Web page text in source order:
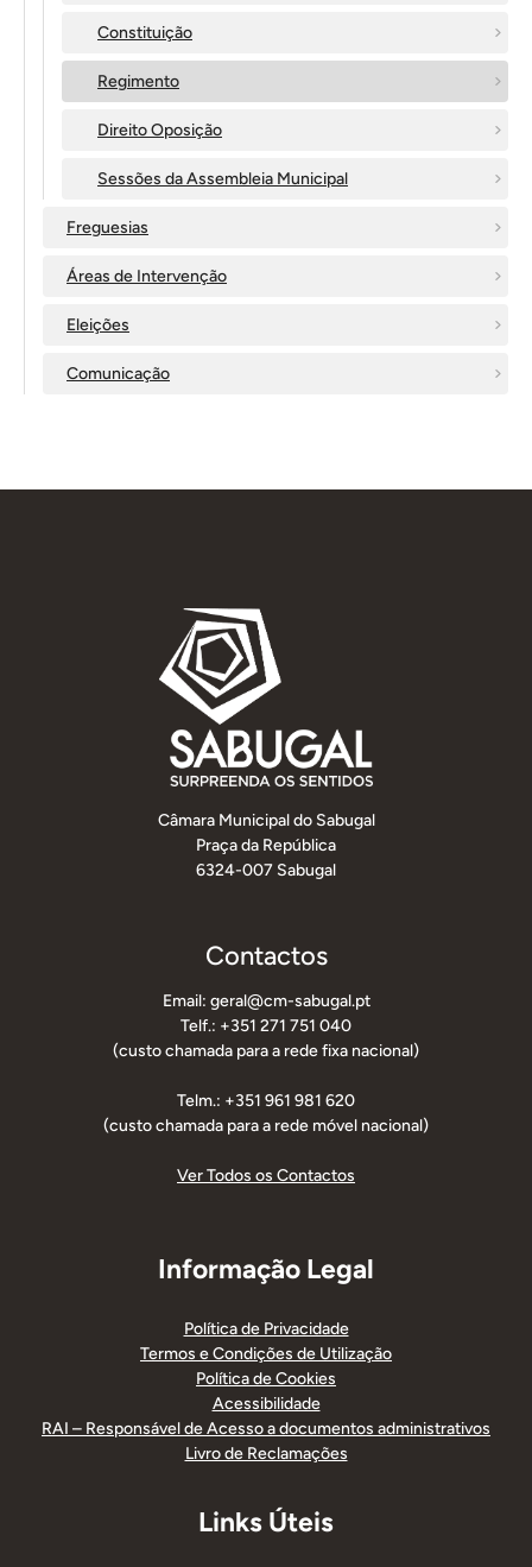
Constituição
Regimento
Direito Oposição
Sessões da Assembleia Municipal
Freguesias
Áreas de Intervenção
Eleições
Comunicação
Câmara Municipal do Sabugal
Praça da República
6324-007 Sabugal
Contactos
Email: geral@cm-sabugal.pt
Telf.: +351 271 751 040
(custo chamada para a rede fixa nacional)
Telm.: +351 961 981 620
(custo chamada para a rede móvel nacional)
Ver Todos os Contactos
Informação Legal
Política de Privacidade
Termos e Condições de Utilização
Política de Cookies
Acessibilidade
RAI – Responsável de Acesso a documentos administrativos
Livro de Reclamações
Links Úteis